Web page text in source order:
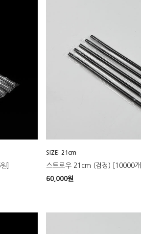
]
SIZE: 21cm
스트로우 21cm (검정) [10000
60,000원